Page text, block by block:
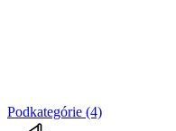
Podkategórie (4)